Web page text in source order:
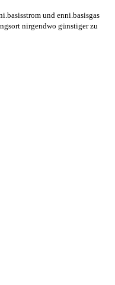
und enni.basisgas
nirgendwo günstiger zu